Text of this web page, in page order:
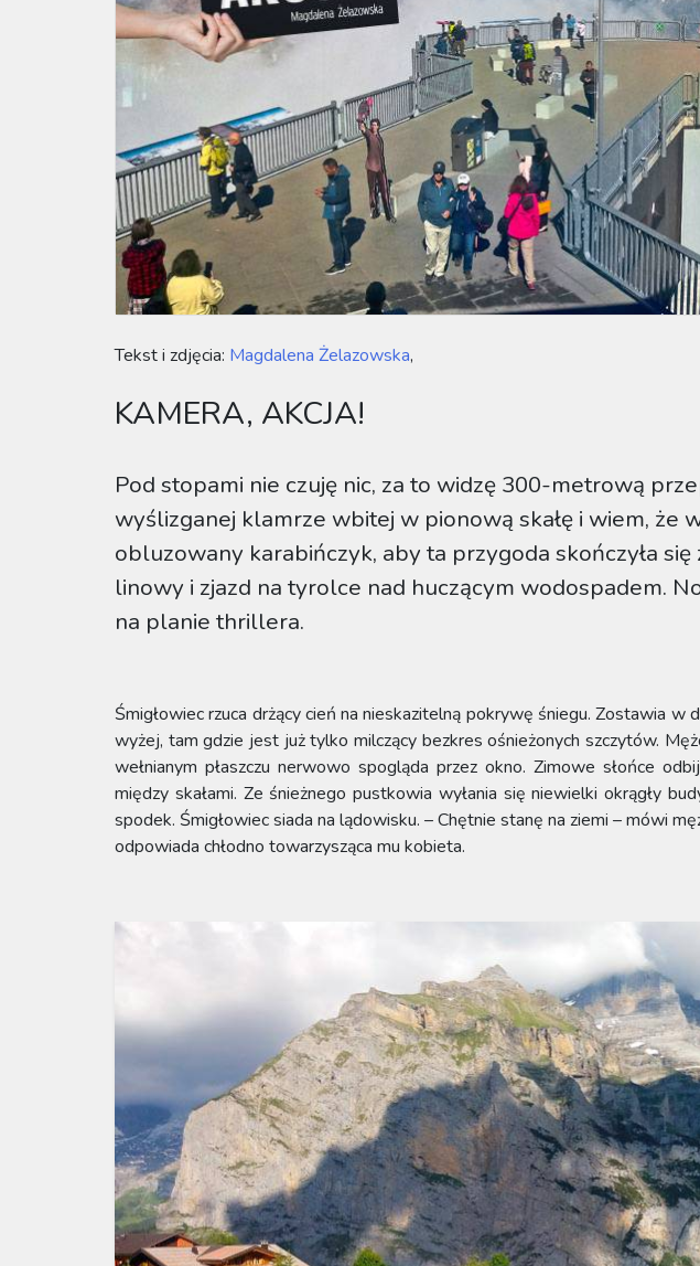
Tekst i zdjęcia: Magdalena Żelazowska,
KAMERA, AKCJA!
Pod stopami nie czuję nic, za to widzę 300-metrową
wyślizganej klamrze wbitej w pionową skałę i wiem, że
obluzowany karabińczyk, aby ta przygoda skończyła
linowy i zjazd na tyrolce nad huczącym wodospadem.
na planie thrillera.
Śmigłowiec rzuca drżący cień na nieskazitelną pokrywę śniegu. Zostawia w
wyżej, tam gdzie jest już tylko milczący bezkres ośnieżonych szczytów.
wełnianym płaszczu nerwowo spogląda przez okno. Zimowe słońce
między skałami. Ze śnieżnego pustkowia wyłania się niewielki okrągły
spodek. Śmigłowiec siada na lądowisku. – Chętnie stanę na ziemi – mówi
odpowiada chłodno towarzysząca mu kobieta.